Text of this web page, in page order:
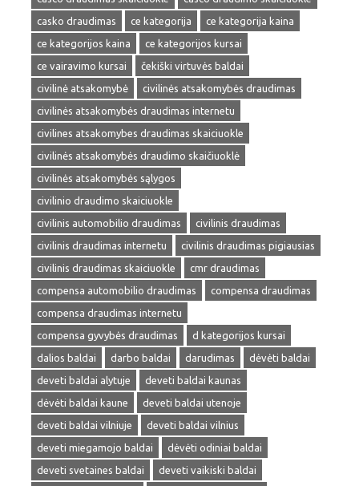
casko draudimas
ce kategorija
ce kategorija kaina
ce kategorijos kaina
ce kategorijos kursai
ce vairavimo kursai
čekiški virtuvės baldai
civilinė atsakomybė
civilinės atsakomybės draudimas
civilinės atsakomybės draudimas internetu
civilines atsakomybes draudimas skaiciuokle
civilinės atsakomybės draudimo skaičiuoklė
civilinės atsakomybės sąlygos
civilinio draudimo skaiciuokle
civilinis automobilio draudimas
civilinis draudimas
civilinis draudimas internetu
civilinis draudimas pigiausias
civilinis draudimas skaiciuokle
cmr draudimas
compensa automobilio draudimas
compensa draudimas
compensa draudimas internetu
compensa gyvybės draudimas
d kategorijos kursai
dalios baldai
darbo baldai darudimas
dėvėti baldai
deveti baldai alytuje
deveti baldai kaunas
dėvėti baldai kaune
deveti baldai utenoje
deveti baldai vilniuje
deveti baldai vilnius
deveti miegamojo baldai
dėvėti odiniai baldai
deveti svetaines baldai
deveti vaikiski baldai